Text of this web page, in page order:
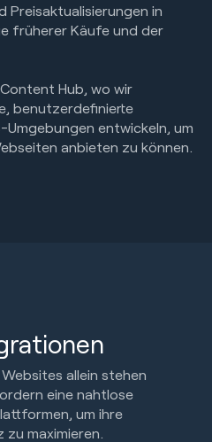
Preisaktualisierungen in
früherer Käufe und der
Hub, wo wir
benutzerdefinierte
entwickeln, um
anbieten zu können.
allein stehen
eine nahtlose
um ihre
maximieren.